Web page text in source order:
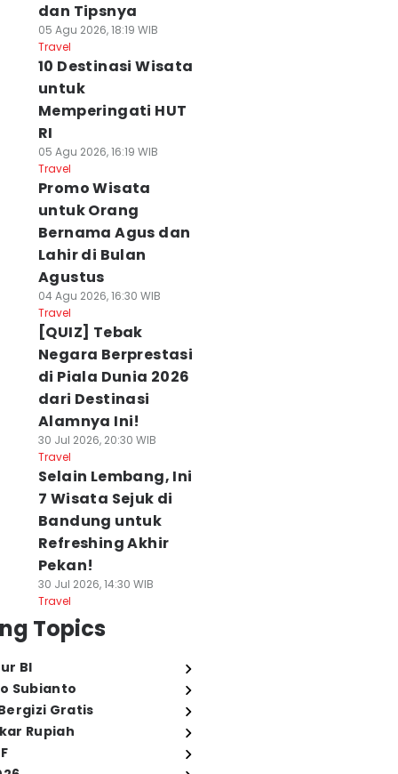
dan Tipsnya
05 Agu 2026, 18:19 WIB
Travel
10 Destinasi Wisata
untuk
Memperingati HUT
RI
05 Agu 2026, 16:19 WIB
Travel
Promo Wisata
untuk Orang
Bernama Agus dan
Lahir di Bulan
Agustus
04 Agu 2026, 16:30 WIB
Travel
[QUIZ] Tebak
Negara Berprestasi
di Piala Dunia 2026
dari Destinasi
Alamnya Ini!
30 Jul 2026, 20:30 WIB
Travel
Selain Lembang, Ini
7 Wisata Sejuk di
Bandung untuk
Refreshing Akhir
Pekan!
30 Jul 2026, 14:30 WIB
Travel
Topics
BI
Subianto
Gratis
Rupiah